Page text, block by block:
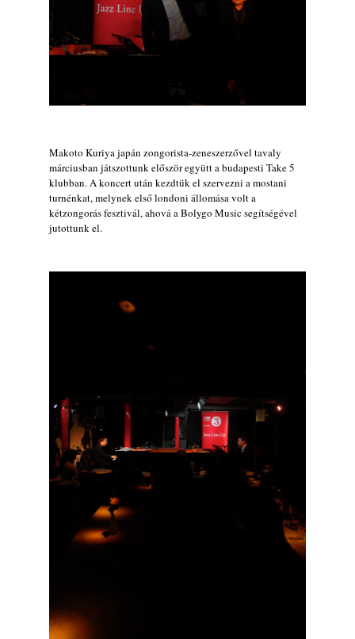
Jazz-rock albumok 1983-ból - John Scofield
„Out like a Light”
2026. augusztus 05.
2026. augusztus 04.
2026. augusztus 04.
Lemezek a hatvanas-hetvenes évekből - 84.
rész: Irving Ashby – Memoirs
2026. augusztus 04.
10 éve halt meg lapunk főszerkesztő-
ből - Shakatak „Drivin’ Hard”
Jazz a Márványteremben – Mizar (2008.
Gondolataim - 2026 (XI. évfolyam - 8. rész)
2026. augusztus 02.
A 21. században meghalt magyar jazz
muzsikusok – 109. rész: (Dr.) Borissza Géza
2026. augusztus 02.
Exkluzív interjú Bóna Lászlóval
2026. augusztus 01.
Ma 40 éves Gyarmati Gábor és 54 éves
Quintet és Kurt Rosenwinkel közös
Makoto Kuriya japán zongorista-zeneszerzővel tavaly
márciusban játszottunk először együtt a budapesti Take 5
klubban. A koncert után kezdtük el szervezni a mostani
turnénkat, melynek első londoni állomása volt a
kétzongorás fesztivál, ahová a Bolygo Music segítségével
jutottunk el.